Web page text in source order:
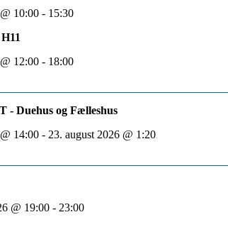
@ 10:00 - 15:30
@ 12:00 - 18:00
- Duehus og Fælleshus
@ 14:00 - 23. august 2026 @ 1:20
@ 19:00 - 23:00